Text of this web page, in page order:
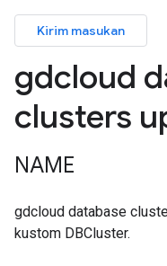
Kirim masukan
gdcloud
clusters
NAME
gdcloud database
kustom DBCluster.